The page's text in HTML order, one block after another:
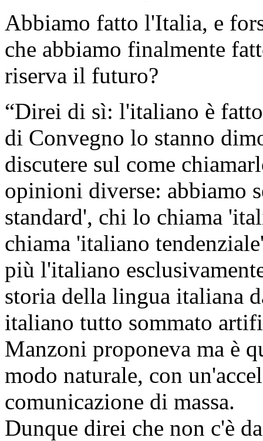
Abbiamo fatto l'Italia, e
che abbiamo finalmente
riserva il futuro?
“Direi di sì: l'italiano è
di Convegno lo stanno
discutere sul come
opinioni diverse: abbiamo
standard', chi lo chiama
chiama 'italiano
più l'italiano
storia della lingua italiana
italiano tutto sommato
Manzoni proponeva ma è
modo naturale, con
comunicazione di massa.
Dunque direi che non c'è